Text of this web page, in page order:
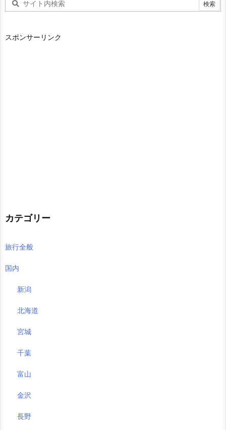
スポンサーリンク
カテゴリー
旅行全般
国内
新潟
北海道
宮城
千葉
富山
金沢
長野